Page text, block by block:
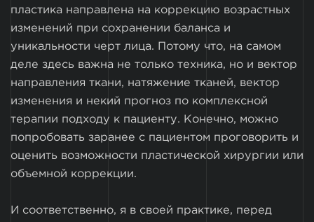
пластика направлена на коррекцию возрастных
изменений при сохранении баланса и
уникальности черт лица. Потому что, на самом
деле здесь важна не только техника, но и вектор
направления ткани, натяжение тканей, вектор
изменения и некий прогноз по комплексной
терапии подходу к пациенту. Конечно, можно
попробовать заранее с пациентом проговорить и
оценить возможности пластической хирургии или
объемной коррекции.
И соответственно, я в своей практике, перед